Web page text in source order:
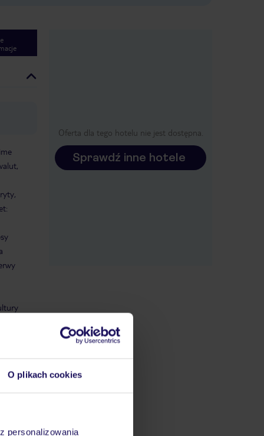
O plikach cookies
personalizowania
i
Oferta dla tego hotelu nie jest dostępna.
Sprawdź inne hotele